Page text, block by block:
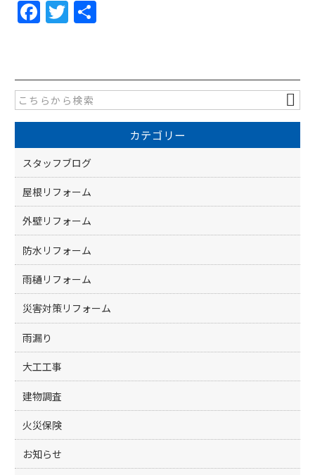
F
a
e
b
o
o
k
T
w
er
カテゴリー
スタッフブログ
屋根リフォーム
外壁リフォーム
防水リフォーム
雨樋リフォーム
災害対策リフォーム
雨漏り
大工工事
建物調査
火災保険
お知らせ